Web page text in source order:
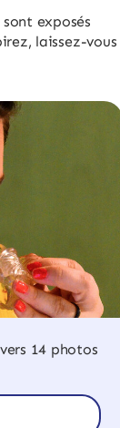
exposés
laissez-vous
14 photos